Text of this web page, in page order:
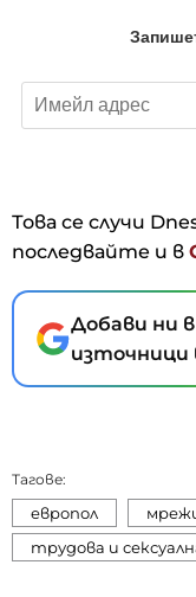
Това се случи
последвайте и в
Добави ни
източници
Тагове:
европол
трудова и